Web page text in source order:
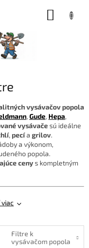
vysávačov popola
, Gude, Hepa,
vysávačesú ideálne
, pecía grilov.
a výkonom,
popola.
cenys kompletným
viac
Filtre k
vysávačom popola